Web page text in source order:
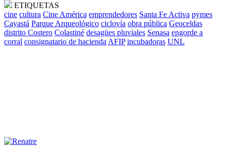
ETIQUETAS
cine cultura Cine América emprendedores Santa Fe Activa pymes
Cayastá Parque Arqueológico ciclovía obra pública Geoceldas
distrito Costero Colastiné desagües pluviales Senasa engorde a
corral consignatario de hacienda AFIP incubadoras UNL